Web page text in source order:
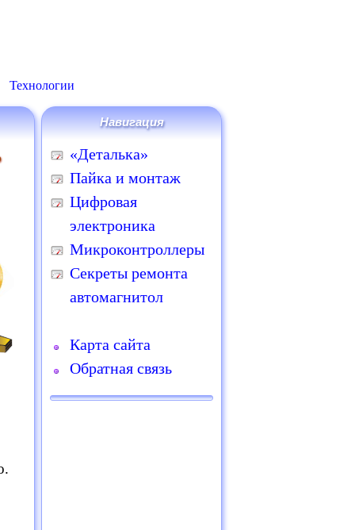
Технологии
Навигация
«Деталька»
Пайка и монтаж
Цифровая
электроника
Микроконтроллеры
Секреты ремонта
автомагнитол
Карта сайта
Обратная связь